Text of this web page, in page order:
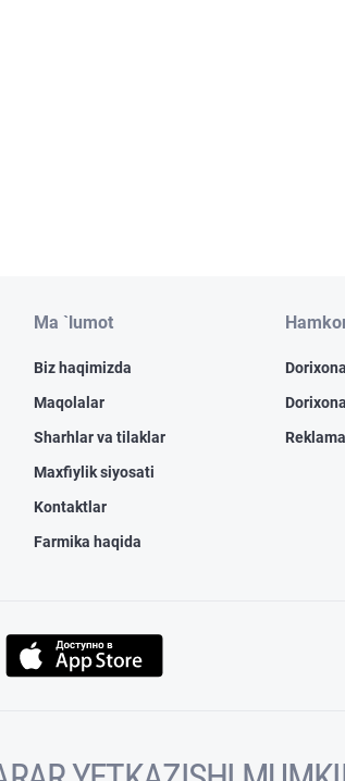
Ma `lumot
Biz haqimizda
Maqolalar
Sharhlar va tilaklar
Maxfiylik siyosati
Kontaktlar
Farmika haqida